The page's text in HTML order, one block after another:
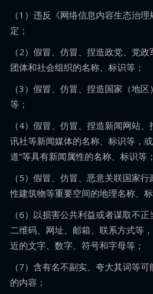
（1）违反《网络信息内容生态治
定；
（2）假冒、仿冒、捏造政党、党
团体和社会组织的名称、标识等；
（3）假冒、仿冒、捏造国家（地
等；
（4）假冒、仿冒、捏造新闻网站
讯社等新闻媒体的名称、标识等，
道”等具有新闻属性的名称、标识等；
（5）假冒、仿冒、恶意关联国家
性建筑物等重要空间的地理名称、标
（6）以损害公共利益或者谋取不
二维码、网址、邮箱、联系方式等
近的文字、数字、符号和字母等；
（7）含有名不副实、夸大其词等
的内容；